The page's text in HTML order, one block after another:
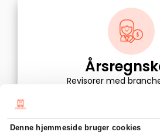
Denne hjemmeside bruger cookies
Revisorer med
Én fast lav